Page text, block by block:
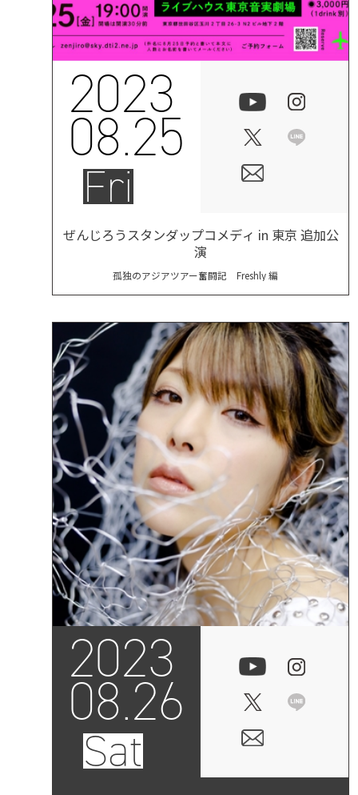
2023
08.25
Fri
ぜんじろうスタンダップコメディ in 東京 追加公
演
孤独のアジアツアー奮闘記 Freshly 編
2023
08.26
Sat